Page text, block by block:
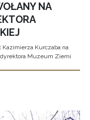
NA
Kazimierza Kurczaba na
Muzeum Ziemi